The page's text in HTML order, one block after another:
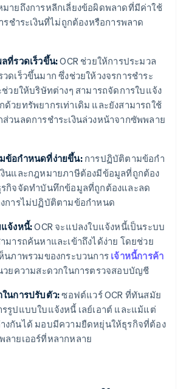
ายถึงการหลีกเลี่ยงข้อผิดพลาดที่มีค่าใช้
รชําระเงินที่ไม่ถูกต้องหรือการพลาด
ที่รวดเร็วขึ้น:OCR ช่วยให้การประมวล
ดเร็วขึ้นมาก ซึ่งช่วยให้วงจรการชําระ
ช่วยให้บริษัทต่างๆ สามารถจัดการใบแจ้ง
วยทรัพยากรเท่าเดิม และยังสามารถใช้
วนลดการชําระเงินล่วงหน้าจากซัพพลาย
ข้อกําหนดที่ง่ายขึ้น:การปฏิบัติตามข้อกํา
งินและกฎหมายภาษีต้องมีข้อมูลที่ถูกต้อง
รกิจจัดทําบันทึกข้อมูลที่ถูกต้องและลด
งการไม่ปฏิบัติตามข้อกําหนด
จ้งหนี้:OCR จะแปลงใบแจ้งหนี้เป็นระบบ
มารถค้นหาและเข้าถึงได้ง่าย โดยช่วย
นภาพรวมของกระบวนการ เจ้าหนี้การค้า
ยความสะดวกในการตรวจสอบบัญชี
นการปรับตัว:ซอฟต์แวร์ OCR ที่ทันสมัย
รูปแบบใบแจ้งหนี้ เลย์เอาต์ และแม้แต่
งกันได้ มอบมีความยืดหยุ่นให้ธุรกิจที่ต้อง
ลายเออร์ที่หลากหลาย